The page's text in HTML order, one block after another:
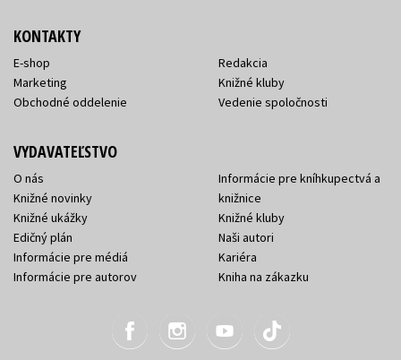
KONTAKTY
E-shop
Marketing
Obchodné oddelenie
Redakcia
Knižné kluby
Vedenie spoločnosti
VYDAVATEĽSTVO
O nás
Knižné novinky
Knižné ukážky
Edičný plán
Informácie pre médiá
Informácie pre autorov
Informácie pre kníhkupectvá a
knižnice
Knižné kluby
Naši autori
Kariéra
Kniha na zákazku